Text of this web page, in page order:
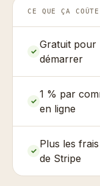
CE QUE ÇA COÛTE
✓
Gratuit pour
démarrer
✓
1 % par
en ligne
✓
Plus les
de Stripe